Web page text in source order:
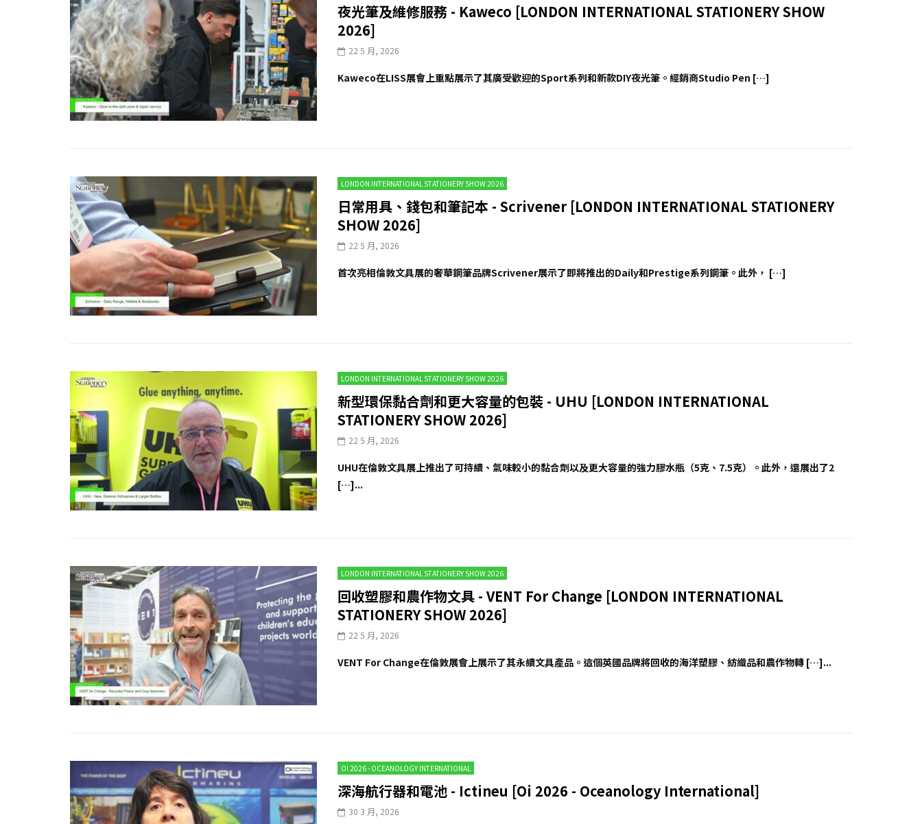
夜光筆及維修服務 - Kaweco [LONDON INTERNATIONAL STATIONERY SHOW
2026]
22 5 月, 2026
Kaweco在LISS展會上重點展示了其廣受歡迎的Sport系列和新款DIY夜光筆。經銷商Studio Pen […]
LONDON INTERNATIONAL STATIONERY SHOW 2026
日常用具、錢包和筆記本 - Scrivener [LONDON INTERNATIONAL STATIONERY
SHOW 2026]
22 5 月, 2026
首次亮相倫敦文具展的奢華鋼筆品牌Scrivener展示了即將推出的Daily和Prestige系列鋼筆。此外， […]
LONDON INTERNATIONAL STATIONERY SHOW 2026
新型環保黏合劑和更大容量的包裝 - UHU [LONDON INTERNATIONAL
STATIONERY SHOW 2026]
22 5 月, 2026
UHU在倫敦文具展上推出了可持續、氣味較小的黏合劑以及更大容量的強力膠水瓶（5克、7.5克）。此外，還展出了2
[…]...
LONDON INTERNATIONAL STATIONERY SHOW 2026
回收塑膠和農作物文具 - VENT For Change [LONDON INTERNATIONAL
STATIONERY SHOW 2026]
22 5 月, 2026
VENT For Change在倫敦展會上展示了其永續文具產品。這個英國品牌將回收的海洋塑膠、紡織品和農作物轉 […]...
OI 2026 - OCEANOLOGY INTERNATIONAL
深海航行器和電池 - Ictineu [Oi 2026 - Oceanology International]
30 3 月, 2026